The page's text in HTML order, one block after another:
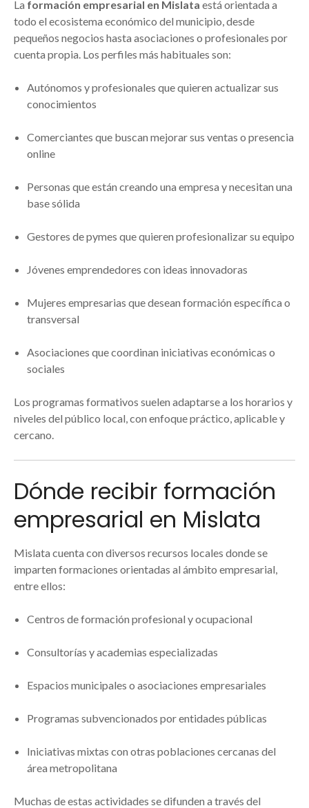
La formación empresarial en Mislata está orientada a
todo el ecosistema económico del municipio, desde
pequeños negocios hasta asociaciones o profesionales por
cuenta propia. Los perfiles más habituales son:
Autónomos y profesionales que quieren actualizar sus
conocimientos
Comerciantes que buscan mejorar sus ventas o presencia
online
Personas que están creando una empresa y necesitan una
base sólida
Gestores de pymes que quieren profesionalizar su equipo
Jóvenes emprendedores con ideas innovadoras
Mujeres empresarias que desean formación específica o
transversal
Asociaciones que coordinan iniciativas económicas o
sociales
Los programas formativos suelen adaptarse a los horarios y
niveles del público local, con enfoque práctico, aplicable y
cercano.
Dónde recibir formación
empresarial en Mislata
Mislata cuenta con diversos recursos locales donde se
imparten formaciones orientadas al ámbito empresarial,
entre ellos:
Centros de formación profesional y ocupacional
Consultorías y academias especializadas
Espacios municipales o asociaciones empresariales
Programas subvencionados por entidades públicas
Iniciativas mixtas con otras poblaciones cercanas del
área metropolitana
Muchas de estas actividades se difunden a través del